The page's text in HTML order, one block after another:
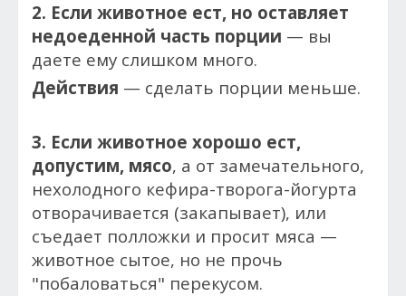
2. Если животное ест, но оставляет
недоеденной часть порции — вы
даете ему слишком много.
Действия — сделать порции меньше.
3. Если животное хорошо ест,
допустим, мясо, а от замечательного,
нехолодного кефира-творога-йогурта
отворачивается (закапывает), или
съедает полложки и просит мяса —
животное сытое, но не прочь
"побаловаться" перекусом.